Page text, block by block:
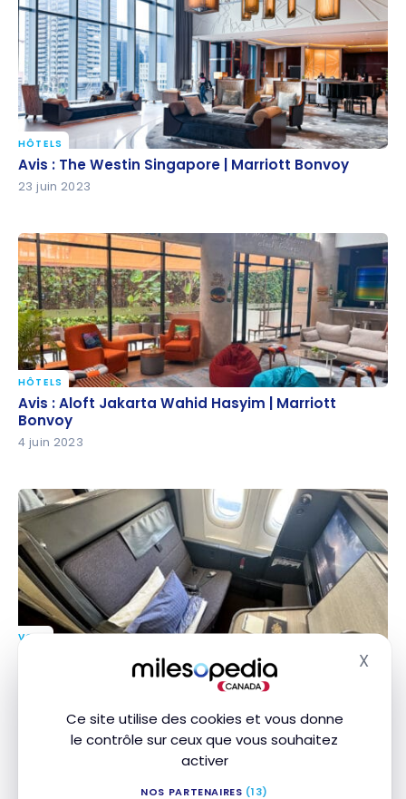
Ce site utilise des cookies et vous donne
le contrôle sur ceux que vous souhaitez
activer
NOS PARTENAIRES (13)
X
Avis : The Westin Singapore | Marriott Bonvoy
HÔTELS
Avis : The Westin Singapore | Marriott Bonvoy
23 juin 2023
Avis : Aloft Jakarta Wahid Hasyim | Marriott Bonvoy
HÔTELS
Avis : Aloft Jakarta Wahid Hasyim | Marriott
Bonvoy
4 juin 2023
Avis : All Nippon Airways ANA 777 The Room | Classe
Affaires | HND-JFK
VOLS
Avis : All Nippon Airways ANA 777 The Room |
Classe Affaires | HND-JFK